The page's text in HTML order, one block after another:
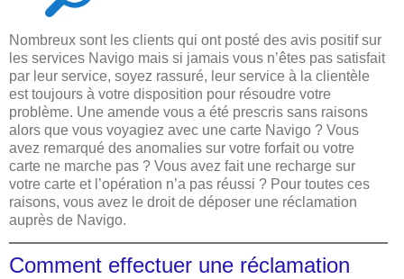
Nombreux sont les clients qui ont posté des avis positif sur
les services Navigo mais si jamais vous n’êtes pas satisfait
par leur service, soyez rassuré, leur service à la clientèle
est toujours à votre disposition pour résoudre votre
problème. Une amende vous a été prescris sans raisons
alors que vous voyagiez avec une carte Navigo ? Vous
avez remarqué des anomalies sur votre forfait ou votre
carte ne marche pas ? Vous avez fait une recharge sur
votre carte et l’opération n’a pas réussi ? Pour toutes ces
raisons, vous avez le droit de déposer une réclamation
auprès de Navigo.
Comment effectuer une réclamation